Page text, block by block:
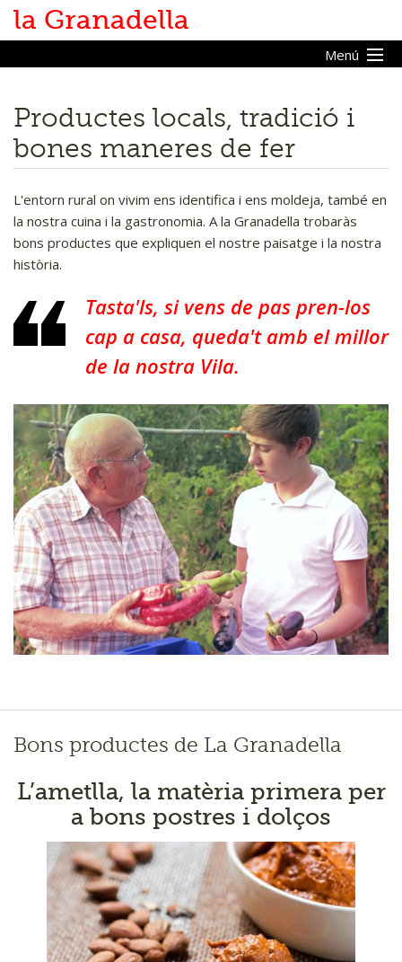
la Granadella
Menú
Inici
Vine a la Granadella
Coneix la Granadella
Descobreix el terme
On menjar i dormir
Comerços
Alberg
Ajuntament
Promoció econòmica
Portal transparència
Productes locals, tradició i
bones maneres de fer
L'entorn rural on vivim ens identifica i ens moldeja, també en
la nostra cuina i la gastronomia. A la Granadella trobaràs
bons productes que expliquen el nostre paisatge i la nostra
història.
Tasta'ls, si vens de pas pren-los
cap a casa, queda't amb el millor
de la nostra Vila.
Bons productes de La Granadella
L’ametlla, la matèria primera per
a bons postres i dolços